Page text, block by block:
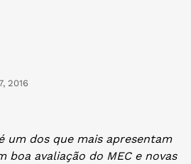
2016
um dos que mais apresentam
boa avaliação do MEC e novas